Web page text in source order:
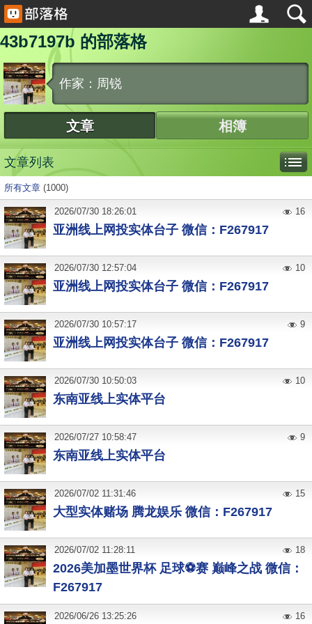
43b7197b 的部落格
作家：周锐
文章 相簿
文章列表
所有文章 (1000)
亚洲线上网投实体台子 微信：F267917
2026/07/30 18:26:01 16
亚洲线上网投实体台子 微信：F267917
2026/07/30 12:57:04 10
亚洲线上网投实体台子 微信：F267917
2026/07/30 10:57:17 9
东南亚线上实体平台
2026/07/30 10:50:03 10
东南亚线上实体平台
2026/07/27 10:58:47 9
大型实体赌场 腾龙娱乐 微信：F267917
2026/07/02 11:31:46 15
2026美加墨世界杯 足球⚽️赛 巅峰之战 微信：
F267917
2026/07/02 11:28:11 18
2026/06/26 13:25:26 16